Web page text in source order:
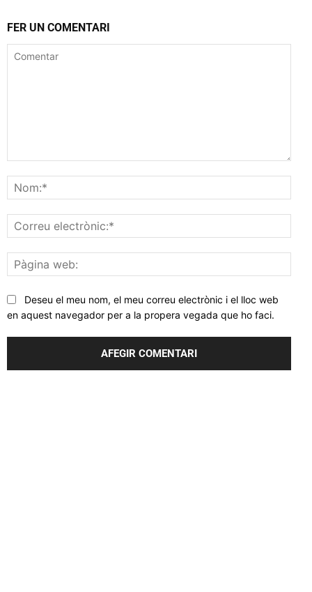
FER UN COMENTARI
web:
Deseu el meu nom, el meu correu electrònic i el lloc web
en aquest navegador per a la propera vegada que ho faci.